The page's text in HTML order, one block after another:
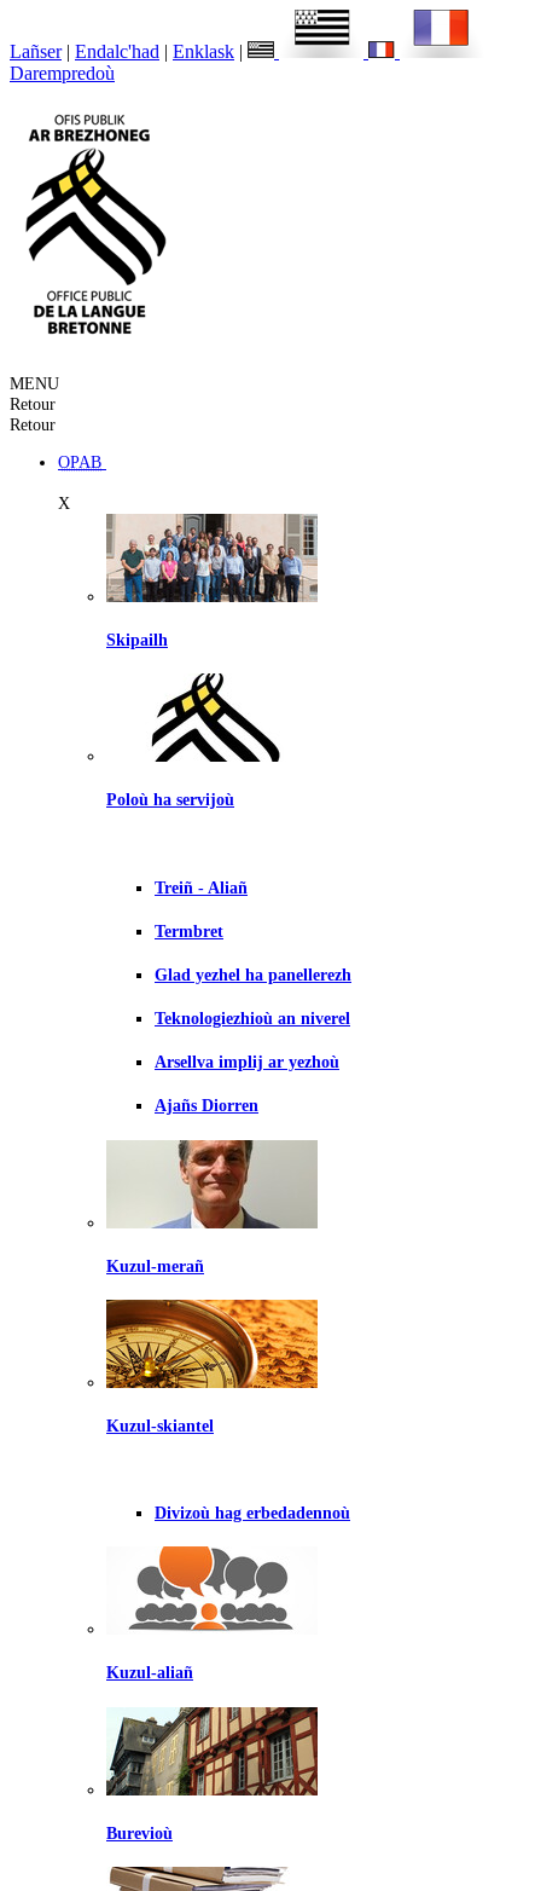
Lañser | Endalc'had | Enklask |
Darempredoù
MENU
Retour
Retour
OPAB
X
Skipailh
Poloù ha servijoù
Treiñ - Aliañ
Termbret
Glad yezhel ha panellerezh
Teknologiezhioù an niverel
Arsellva implij ar yezhoù
Ajañs Diorren
Kuzul-merañ
Kuzul-skiantel
Divizoù hag erbedadennoù
Kuzul-aliañ
Burevioù